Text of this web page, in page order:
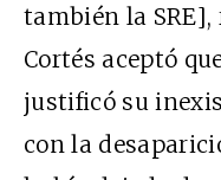
también la SRE],
Cortés aceptó
justificó su
con la